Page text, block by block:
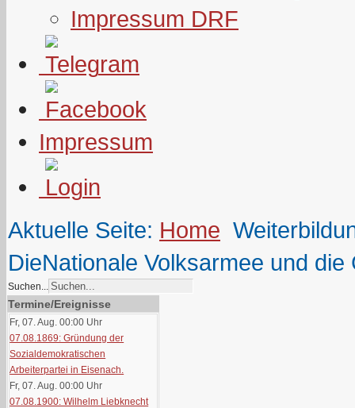
Impressum DRF
Impressum
Aktuelle Seite: Home
DieNationale Volksarmee und
Suchen...
Termine/Ereignisse
Fr, 07. Aug. 00:00 Uhr
07.08.1869: Gründung der
Sozialdemokratischen
Arbeiterpartei in Eisenach.
Fr, 07. Aug. 00:00 Uhr
07.08.1900: Wilhelm Liebknecht